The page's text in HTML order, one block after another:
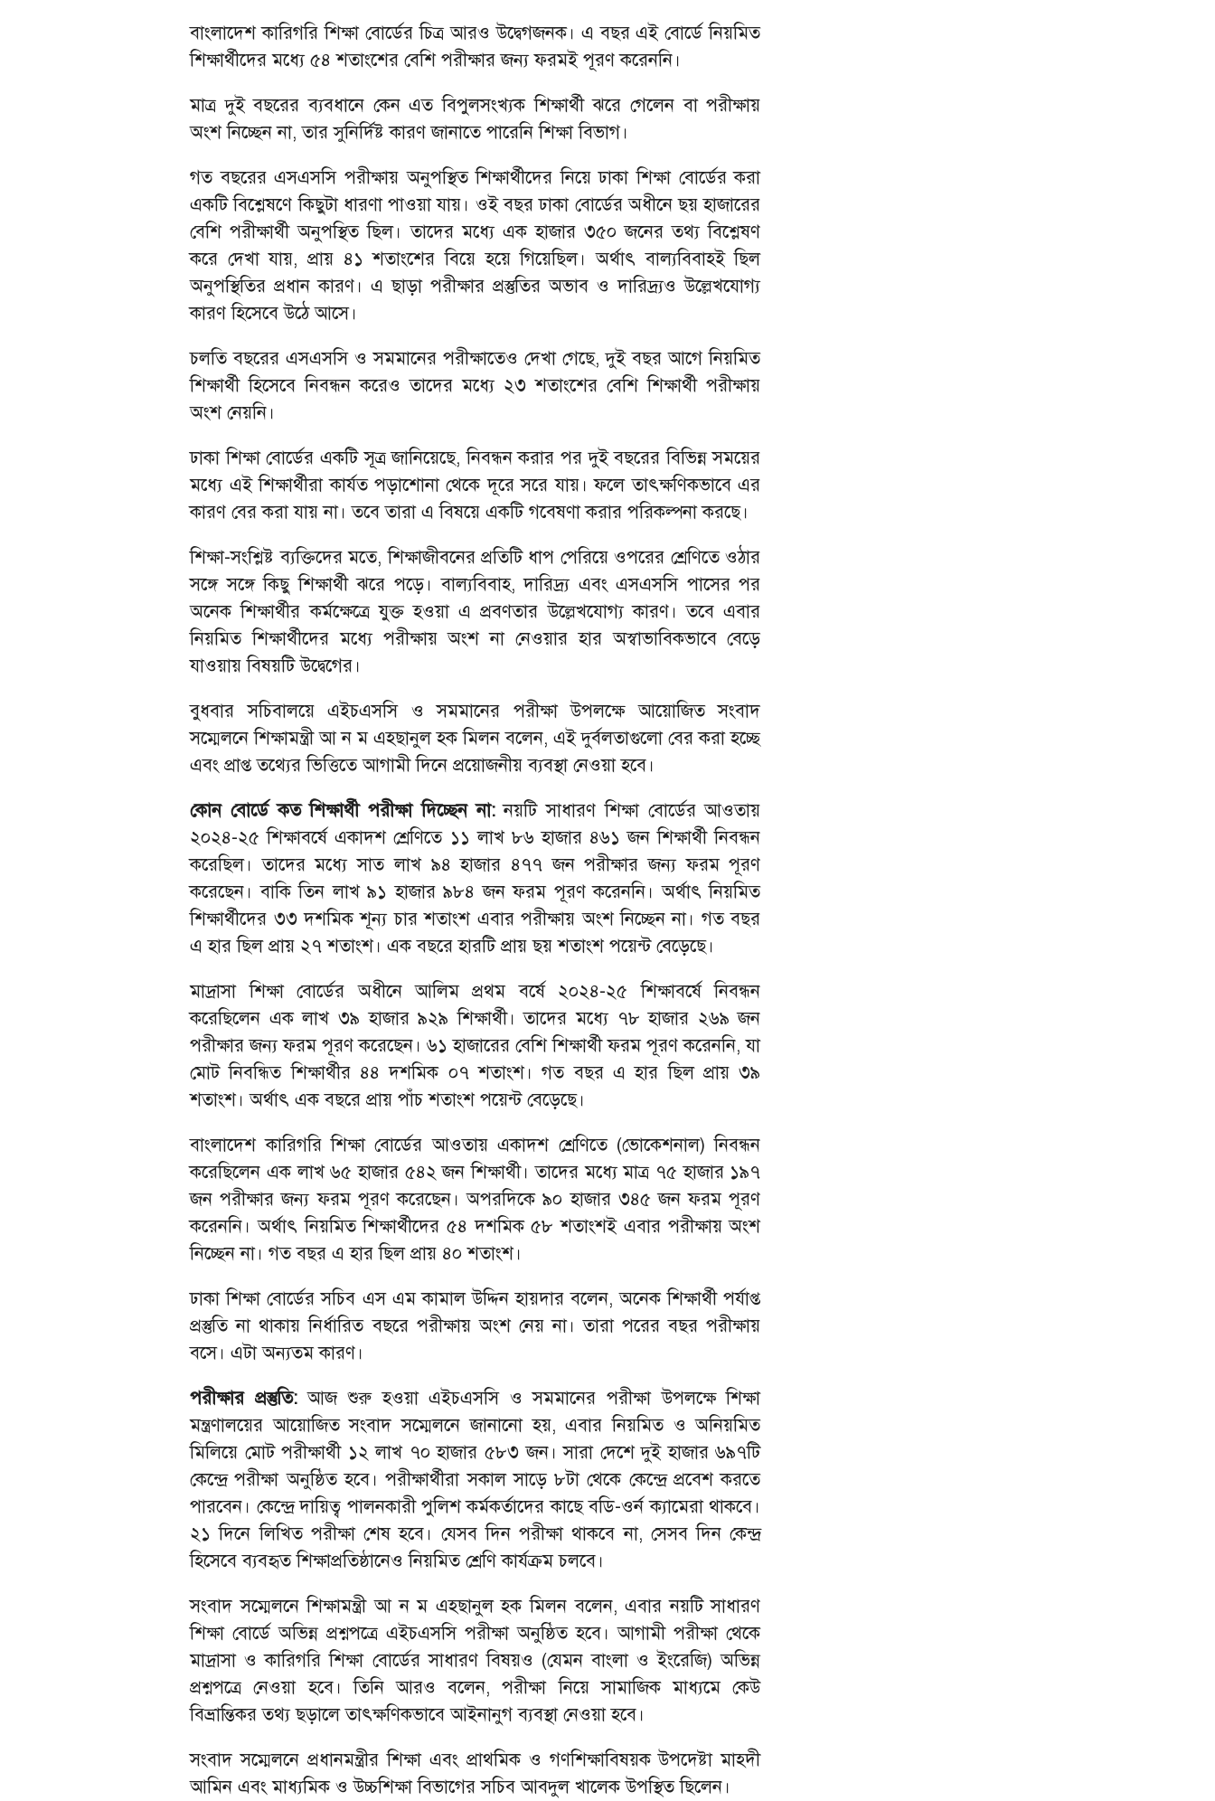
বাংলাদেশ কারিগরি শিক্ষা বোর্ডের চিত্র আরও উদ্বেগজনক। এ বছর এই বোর্ডে নিয়মিত
শিক্ষার্থীদের মধ্যে ৫৪ শতাংশের বেশি পরীক্ষার জন্য ফরমই পূরণ করেননি।
মাত্র দুই বছরের ব্যবধানে কেন এত বিপুলসংখ্যক শিক্ষার্থী ঝরে গেলেন বা পরীক্ষায়
অংশ নিচ্ছেন না, তার সুনির্দিষ্ট কারণ জানাতে পারেনি শিক্ষা বিভাগ।
গত বছরের এসএসসি পরীক্ষায় অনুপস্থিত শিক্ষার্থীদের নিয়ে ঢাকা শিক্ষা বোর্ডের করা
একটি বিশ্লেষণে কিছুটা ধারণা পাওয়া যায়। ওই বছর ঢাকা বোর্ডের অধীনে ছয় হাজারের
বেশি পরীক্ষার্থী অনুপস্থিত ছিল। তাদের মধ্যে এক হাজার ৩৫০ জনের তথ্য বিশ্লেষণ
করে দেখা যায়, প্রায় ৪১ শতাংশের বিয়ে হয়ে গিয়েছিল। অর্থাৎ বাল্যবিবাহই ছিল
অনুপস্থিতির প্রধান কারণ। এ ছাড়া পরীক্ষার প্রস্তুতির অভাব ও দারিদ্র্যও উল্লেখযোগ্য
কারণ হিসেবে উঠে আসে।
চলতি বছরের এসএসসি ও সমমানের পরীক্ষাতেও দেখা গেছে, দুই বছর আগে নিয়মিত
শিক্ষার্থী হিসেবে নিবন্ধন করেও তাদের মধ্যে ২৩ শতাংশের বেশি শিক্ষার্থী পরীক্ষায়
অংশ নেয়নি।
ঢাকা শিক্ষা বোর্ডের একটি সূত্র জানিয়েছে, নিবন্ধন করার পর দুই বছরের বিভিন্ন সময়ের
মধ্যে এই শিক্ষার্থীরা কার্যত পড়াশোনা থেকে দূরে সরে যায়। ফলে তাৎক্ষণিকভাবে এর
কারণ বের করা যায় না। তবে তারা এ বিষয়ে একটি গবেষণা করার পরিকল্পনা করছে।
শিক্ষা-সংশ্লিষ্ট ব্যক্তিদের মতে, শিক্ষাজীবনের প্রতিটি ধাপ পেরিয়ে ওপরের শ্রেণিতে ওঠার
সঙ্গে সঙ্গে কিছু শিক্ষার্থী ঝরে পড়ে। বাল্যবিবাহ, দারিদ্র্য এবং এসএসসি পাসের পর
অনেক শিক্ষার্থীর কর্মক্ষেত্রে যুক্ত হওয়া এ প্রবণতার উল্লেখযোগ্য কারণ। তবে এবার
নিয়মিত শিক্ষার্থীদের মধ্যে পরীক্ষায় অংশ না নেওয়ার হার অস্বাভাবিকভাবে বেড়ে
যাওয়ায় বিষয়টি উদ্বেগের।
বুধবার সচিবালয়ে এইচএসসি ও সমমানের পরীক্ষা উপলক্ষে আয়োজিত সংবাদ
সম্মেলনে শিক্ষামন্ত্রী আ ন ম এহছানুল হক মিলন বলেন, এই দুর্বলতাগুলো বের করা হচ্ছে
এবং প্রাপ্ত তথ্যের ভিত্তিতে আগামী দিনে প্রয়োজনীয় ব্যবস্থা নেওয়া হবে।
কোন বোর্ডে কত শিক্ষার্থী পরীক্ষা দিচ্ছেন না:নয়টি সাধারণ শিক্ষা বোর্ডের আওতায়
২০২৪-২৫ শিক্ষাবর্ষে একাদশ শ্রেণিতে ১১ লাখ ৮৬ হাজার ৪৬১ জন শিক্ষার্থী নিবন্ধন
করেছিল। তাদের মধ্যে সাত লাখ ৯৪ হাজার ৪৭৭ জন পরীক্ষার জন্য ফরম পূরণ
করেছেন। বাকি তিন লাখ ৯১ হাজার ৯৮৪ জন ফরম পূরণ করেননি। অর্থাৎ নিয়মিত
শিক্ষার্থীদের ৩৩ দশমিক শূন্য চার শতাংশ এবার পরীক্ষায় অংশ নিচ্ছেন না। গত বছর
এ হার ছিল প্রায় ২৭ শতাংশ। এক বছরে হারটি প্রায় ছয় শতাংশ পয়েন্ট বেড়েছে।
মাদ্রাসা শিক্ষা বোর্ডের অধীনে আলিম প্রথম বর্ষে ২০২৪-২৫ শিক্ষাবর্ষে নিবন্ধন
করেছিলেন এক লাখ ৩৯ হাজার ৯২৯ শিক্ষার্থী। তাদের মধ্যে ৭৮ হাজার ২৬৯ জন
পরীক্ষার জন্য ফরম পূরণ করেছেন। ৬১ হাজারের বেশি শিক্ষার্থী ফরম পূরণ করেননি, যা
মোট নিবন্ধিত শিক্ষার্থীর ৪৪ দশমিক ০৭ শতাংশ। গত বছর এ হার ছিল প্রায় ৩৯
শতাংশ। অর্থাৎ এক বছরে প্রায় পাঁচ শতাংশ পয়েন্ট বেড়েছে।
বাংলাদেশ কারিগরি শিক্ষা বোর্ডের আওতায় একাদশ শ্রেণিতে (ভোকেশনাল) নিবন্ধন
করেছিলেন এক লাখ ৬৫ হাজার ৫৪২ জন শিক্ষার্থী। তাদের মধ্যে মাত্র ৭৫ হাজার ১৯৭
জন পরীক্ষার জন্য ফরম পূরণ করেছেন। অপরদিকে ৯০ হাজার ৩৪৫ জন ফরম পূরণ
করেননি। অর্থাৎ নিয়মিত শিক্ষার্থীদের ৫৪ দশমিক ৫৮ শতাংশই এবার পরীক্ষায় অংশ
নিচ্ছেন না। গত বছর এ হার ছিল প্রায় ৪০ শতাংশ।
ঢাকা শিক্ষা বোর্ডের সচিব এস এম কামাল উদ্দিন হায়দার বলেন, অনেক শিক্ষার্থী পর্যাপ্ত
প্রস্তুতি না থাকায় নির্ধারিত বছরে পরীক্ষায় অংশ নেয় না। তারা পরের বছর পরীক্ষায়
বসে। এটা অন্যতম কারণ।
পরীক্ষার প্রস্তুতি:আজ শুরু হওয়া এইচএসসি ও সমমানের পরীক্ষা উপলক্ষে শিক্ষা
মন্ত্রণালয়ের আয়োজিত সংবাদ সম্মেলনে জানানো হয়, এবার নিয়মিত ও অনিয়মিত
মিলিয়ে মোট পরীক্ষার্থী ১২ লাখ ৭০ হাজার ৫৮৩ জন। সারা দেশে দুই হাজার ৬৯৭টি
কেন্দ্রে পরীক্ষা অনুষ্ঠিত হবে। পরীক্ষার্থীরা সকাল সাড়ে ৮টা থেকে কেন্দ্রে প্রবেশ করতে
পারবেন। কেন্দ্রে দায়িত্ব পালনকারী পুলিশ কর্মকর্তাদের কাছে বডি-ওর্ন ক্যামেরা থাকবে।
২১ দিনে লিখিত পরীক্ষা শেষ হবে। যেসব দিন পরীক্ষা থাকবে না, সেসব দিন কেন্দ্র
হিসেবে ব্যবহৃত শিক্ষাপ্রতিষ্ঠানেও নিয়মিত শ্রেণি কার্যক্রম চলবে।
সংবাদ সম্মেলনে শিক্ষামন্ত্রী আ ন ম এহছানুল হক মিলন বলেন, এবার নয়টি সাধারণ
শিক্ষা বোর্ডে অভিন্ন প্রশ্নপত্রে এইচএসসি পরীক্ষা অনুষ্ঠিত হবে। আগামী পরীক্ষা থেকে
মাদ্রাসা ও কারিগরি শিক্ষা বোর্ডের সাধারণ বিষয়ও (যেমন বাংলা ও ইংরেজি) অভিন্ন
প্রশ্নপত্রে নেওয়া হবে। তিনি আরও বলেন, পরীক্ষা নিয়ে সামাজিক মাধ্যমে কেউ
বিভ্রান্তিকর তথ্য ছড়ালে তাৎক্ষণিকভাবে আইনানুগ ব্যবস্থা নেওয়া হবে।
সংবাদ সম্মেলনে প্রধানমন্ত্রীর শিক্ষা এবং প্রাথমিক ও গণশিক্ষাবিষয়ক উপদেষ্টা মাহদী
আমিন এবং মাধ্যমিক ও উচ্চশিক্ষা বিভাগের সচিব আবদুল খালেক উপস্থিত ছিলেন।